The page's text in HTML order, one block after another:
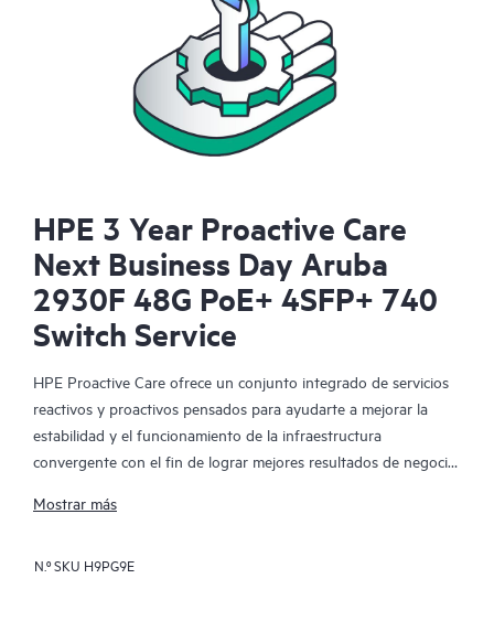
HPE 3 Year Proactive Care
Next Business Day Aruba
2930F 48G PoE+ 4SFP+ 740
Switch Service
HPE Proactive Care ofrece un conjunto integrado de servicios
reactivos y proactivos pensados para ayudarte a mejorar la
estabilidad y el funcionamiento de la infraestructura
convergente con el fin de lograr mejores resultados de negocio.
componentes deben trabajar en conjunto y de manera
para dar soporte a los dispositivos presentes en estos
Mostrar más
N.º SKU H9PG9E